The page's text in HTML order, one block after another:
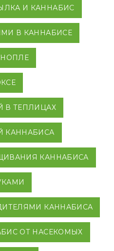
И КАННАБИС
В КАННАБИСЕ
В ТЕПЛИЦАХ
КАННАБИСА
КАННАБИСА
КАННАБИСА
ОТ НАСЕКОМЫХ